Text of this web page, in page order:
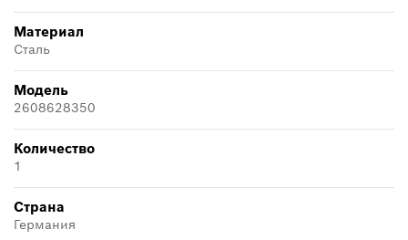
Материал
Сталь
Модель
2608628350
Количество
1
Страна
Германия